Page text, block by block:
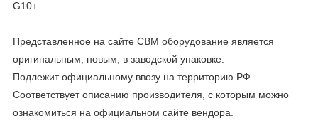
G10+
Представленное на сайте CBM оборудование является
оригинальным, новым, в заводской упаковке.
Подлежит официальному ввозу на территорию РФ.
Соответствует описанию производителя, с которым можно
ознакомиться на официальном сайте вендора.